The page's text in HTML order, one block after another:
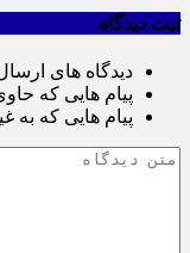
ثبت دیدگاه
دیدگاه های
پیام هایی که
پیام هایی که به